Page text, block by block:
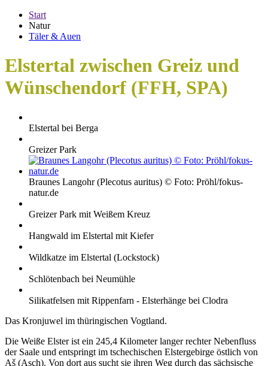
Start
Natur
Täler & Auen
Elstertal zwischen Greiz und
Wünschendorf (FFH, SPA)
Elstertal bei Berga
Greizer Park
Braunes Langohr (Plecotus auritus) © Foto: Pröhl/fokus-
natur.de
Greizer Park mit Weißem Kreuz
Hangwald im Elstertal mit Kiefer
Wildkatze im Elstertal (Lockstock)
Schlötenbach bei Neumühle
Silikatfelsen mit Rippenfarn - Elsterhänge bei Clodra
Das Kronjuwel im thüringischen Vogtland.
Die Weiße Elster ist ein 245,4 Kilometer langer rechter Nebenfluss
der Saale und entspringt im tschechischen Elstergebirge östlich von
Aš (Asch). Von dort aus sucht sie ihren Weg durch das sächsische